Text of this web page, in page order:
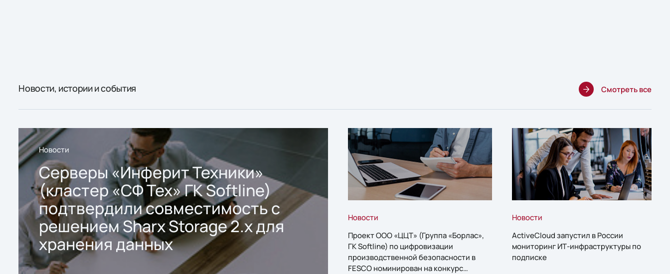
Новости, истории и события Смотреть все
Новости
Серверы «Инферит Техники»
(кластер «СФ Тех» ГК Softline)
подтвердили совместимость с
решением Sharx Storage 2.x для
хранения данных
Новости
Проект ООО «ЦЦТ» (Группа «Борлас»,
ГК Softline) по цифровизации
производственной безопасности в
FESCO номинирован на конкурс
Новости
ActiveCloud запустил в России
мониторинг ИТ-инфраструктуры по
подписке